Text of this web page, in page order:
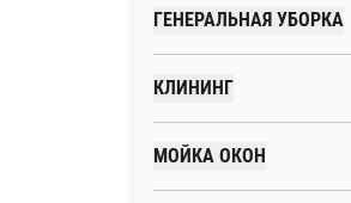
ГЕНЕРАЛЬНАЯ УБОРКА
КЛИНИНГ
МОЙКА ОКОН